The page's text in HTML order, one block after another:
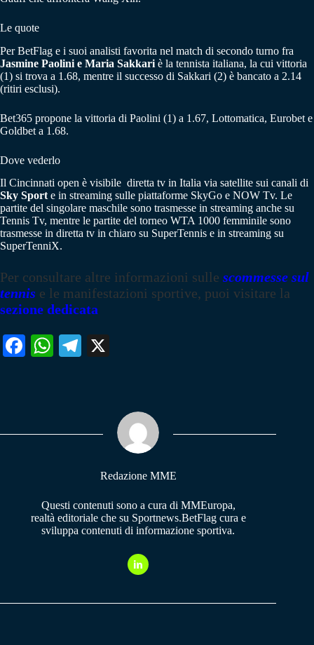
Le quote
Per BetFlag e i suoi analisti favorita nel match di secondo turno fra
Jasmine Paolini e Maria Sakkari è la tennista italiana, la cui vittoria
(1) si trova a 1.68, mentre il successo di Sakkari (2) è bancato a 2.14
(ritiri esclusi).
Bet365 propone la vittoria di Paolini (1) a 1.67, Lottomatica, Eurobet e
Goldbet a 1.68.
Dove vederlo
Il Cincinnati open è visibile diretta tv in Italia via satellite sui canali di
Sky Sport e in streaming sulle piattaforme SkyGo e NOW Tv. Le
partite del singolare maschile sono trasmesse in streaming anche su
Tennis Tv, mentre le partite del torneo WTA 1000 femminile sono
trasmesse in diretta tv in chiaro su SuperTennis e in streaming su
SuperTenniX.
Per consultare altre informazioni sulle scommesse sul
tennis e le manifestazioni sportive, puoi visitare la
sezione dedicata
Fa W
pp
Te
m
Redazione MME
Questi contenuti sono a cura di MMEuropa,
realtà editoriale che su Sportnews.BetFlag cura e
sviluppa contenuti di informazione sportiva.